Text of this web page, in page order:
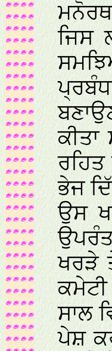
ਜਿਸ
ਭੇਜ
ਉਸ
ਖਰੜੇ
ਸਾਲ
ਪੇਸ਼